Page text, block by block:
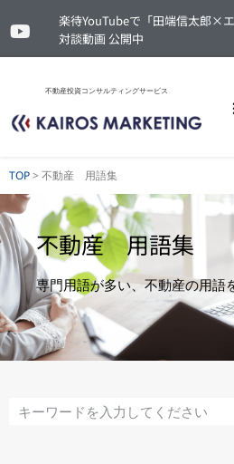
楽待YouTubeで「田端信太郎×
対談動画 公開中
不動産投資コンサルティングサービス
TOP> 不動産 用語集
不動産 用語集
専門用語が多い、不動産の用語